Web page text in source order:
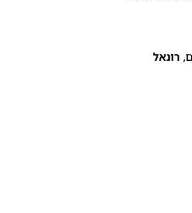
רונאל